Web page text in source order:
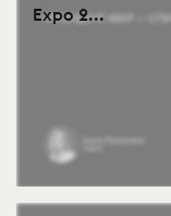
Expo 2...